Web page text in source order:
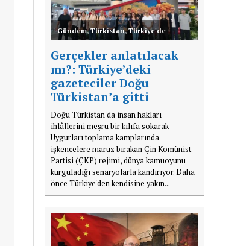
Gündem,Türkistan,Türkiye'de
Gerçekler anlatılacak
mı?: Türkiye’deki
gazeteciler Doğu
Türkistan’a gitti
Doğu Türkistan'da insan hakları
ihlâllerini meşru bir kılıfa sokarak
Uygurları toplama kamplarında
işkencelere maruz bırakan Çin Komünist
Partisi (ÇKP) rejimi, dünya kamuoyunu
kurguladığı senaryolarla kandırıyor. Daha
önce Türkiye'den kendisine yakın...